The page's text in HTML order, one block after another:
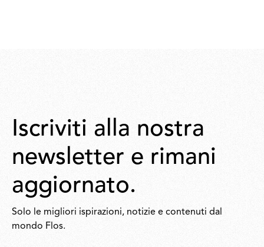
Iscriviti alla nostra
newsletter e rimani
aggiornato.
Solo le migliori ispirazioni, notizie e contenuti dal
mondo Flos.